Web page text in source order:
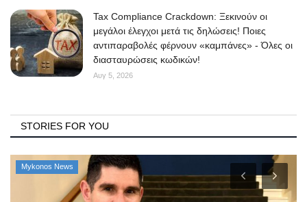
Tax Compliance Crackdown: Ξεκινούν οι
μεγάλοι έλεγχοι μετά τις δηλώσεις! Ποιες
αντιπαραβολές φέρνουν «καμπάνες» - Όλες οι
διασταυρώσεις κωδικών!
Αυγ 5, 2026
STORIES FOR YOU
Mykonos News